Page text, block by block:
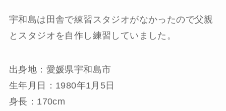
宇和島は田舎で練習スタジオがなかったので父親
とスタジオを自作し練習していました。
出身地：愛媛県宇和島市
生年月日：1980年1月5日
身長：170cm